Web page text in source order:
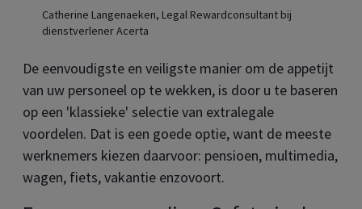
Catherine Langenaeken, Legal Rewardconsultant bij
dienstverlener Acerta
De eenvoudigste en veiligste manier om de appetijt
van uw personeel op te wekken, is door u te baseren
op een 'klassieke' selectie van extralegale
voordelen. Dat is een goede optie, want de meeste
werknemers kiezen daarvoor: pensioen, multimedia,
wagen, fiets, vakantie enzovoort.